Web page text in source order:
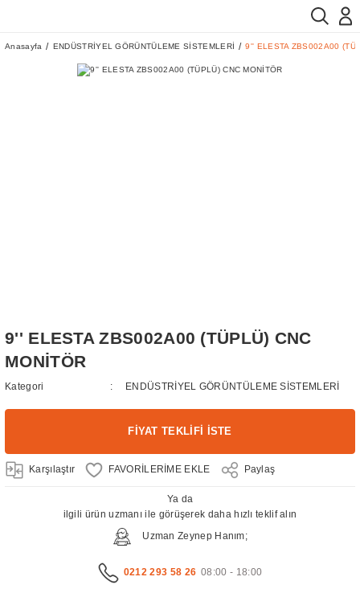
Anasayfa ENDÜSTRİYEL GÖRÜNTÜLEME SİSTEMLERİ 9'' ELESTA ZBS002A00
9'' ELESTA ZBS002A00 (TÜPLÜ) CNC
MONİTÖR
Kategori ENDÜSTRİYEL GÖRÜNTÜLEME SİSTEMLERİ
FİYAT TEKLİFİ İSTE
Karşılaştır Paylaş
Ya da
ilgili ürün uzmanı ile görüşerek daha hızlı teklif alın
Uzman Zeynep Hanım;
0212 293 58 26 08:00 - 18:00